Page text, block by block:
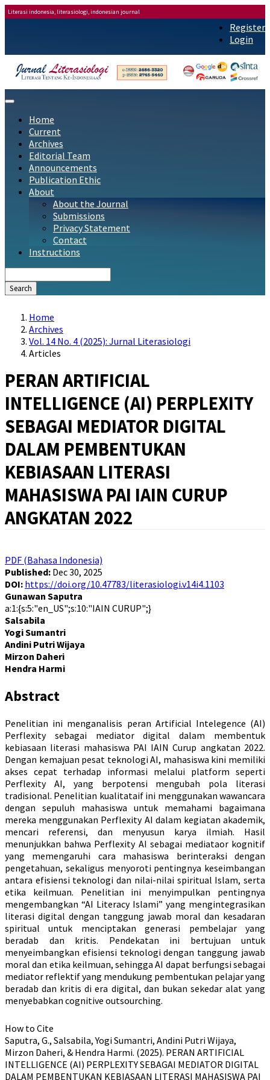
Literasi indonesia, literasiologi, indonesian journal
Main
Content
Sidebar
Register
Login
Toggle
navigation
Home
Current
Archives
Editorial Team
Announcements
Publication Ethic
About
About the Journal
Submissions
Privacy Statement
Contact
Instructions
Search
Home
Archives
Vol. 14 No. 4 (2025): Jurnal Literasiologi
Articles
PERAN ARTIFICIAL
INTELLIGENCE (AI) PERPLEXITY
SEBAGAI MEDIATOR DIGITAL
DALAM PEMBENTUKAN
KEBIASAAN LITERASI
MAHASISWA PAI IAIN CURUP
ANGKATAN 2022
Sidebar
PDF (Bahasa Indonesia)
Published: Dec 30, 2025
DOI: https://doi.org/10.47783/literasiologi.v14i4.1103
Main
Article
Content
Gunawan Saputra
a:1:{s:5:"en_US";s:10:"IAIN CURUP";}
Salsabila
Yogi Sumantri
Andini Putri Wijaya
Mirzon Daheri
Hendra Harmi
Abstract
Penelitian ini menganalisis peran Artificial Intelegence (AI)
Perflexity sebagai mediator digital dalam membentuk
kebiasaan literasi mahasiswa PAI IAIN Curup angkatan 2022.
Dengan kemajuan pesat teknologi AI, mahasiswa kini memiliki
akses cepat terhadap informasi melalui platform seperti
Perflexity AI, yang berpotensi mengubah pola literasi
tradisional. Penelitian kualitataif ini menggunakan wawancara
dengan sepuluh mahasiswa untuk memahami bagaimana
mereka menggunakan Perflexity AI dalam kegiatan akademik,
mencari referensi, dan menyusun karya ilmiah. Hasil
menunjukkan bahwa Perflexity AI sebagai mediataor kognitif
yang memengaruhi cara mahasiswa berinteraksi dengan
pengetahuan, sekaligus menyoroti pentingnya keseimbangan
antara efisiensi teknologi dan nilai-nilai spiritual Islam, serta
etika keilmuan. Penelitian ini menyimpulkan pentingnya
mengembangkan “AI Literacy Islami” yang mengintegrasikan
literasi digital dengan tanggung jawab moral dan kesadaran
spiritual untuk menciptakan generasi pembelajar yang
beradab dan kritis. Pendekatan ini bertujuan untuk
menyeimbangkan efisiensi teknologi dengan tanggung jawab
moral dan etika keilmuan, sehingga AI dapat berfungsi sebagai
mediator reflektif yang mendukung pembentukan pelajar yang
beradab dan kritis di era digital, dan bukan sekedar alat yang
menyebabkan cognitive outsourching.
Article
Details
How to Cite
Saputra, G., Salsabila, Yogi Sumantri, Andini Putri Wijaya,
Mirzon Daheri, & Hendra Harmi. (2025). PERAN ARTIFICIAL
INTELLIGENCE (AI) PERPLEXITY SEBAGAI MEDIATOR DIGITAL
DALAM PEMBENTUKAN KEBIASAAN LITERASI MAHASISWA PAI